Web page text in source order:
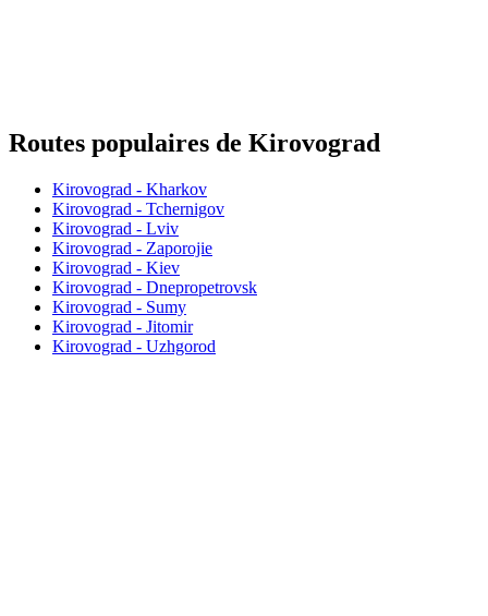
Routes populaires de Kirovograd
Kirovograd - Kharkov
Kirovograd - Tchernigov
Kirovograd - Lviv
Kirovograd - Zaporojie
Kirovograd - Kiev
Kirovograd - Dnepropetrovsk
Kirovograd - Sumy
Kirovograd - Jitomir
Kirovograd - Uzhgorod